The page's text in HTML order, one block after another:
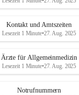
Kontakt und Amtszeiten
Lesezeit 1 Minute•27. Aug. 2025
Ärzte für Allgemeinmedizin
Lesezeit 1 Minute•27. Aug. 2025
Notrufnummern